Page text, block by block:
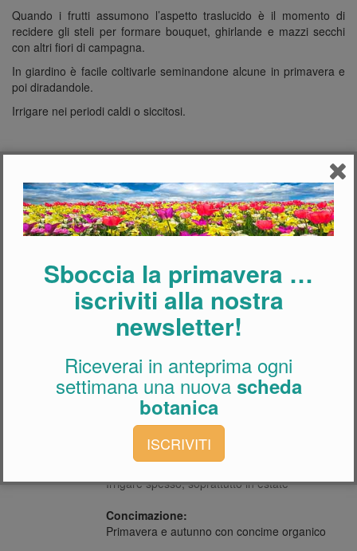
Quando i frutti assumono l’aspetto traslucido è il momento di
recidere gli steli per formare bouquet, ghirlande e mazzi secchi
con altri fiori di campagna.
In giardino è facile coltivarle seminandone alcune in primavera e
poi diradandole.
Irrigare nei periodi caldi o siccitosi.
Acquista questa pianta
Acquista questa pianta
Caratteristiche in breve
Famiglia:
Brassicaceae
Piccoli, con 4 petali a croce, lievemente
profumati
Dimensioni:
Irrigazione:
Irrigare spesso, soprattutto in estate
Concimazione:
Primavera e autunno con concime organico
Sboccia la primavera …
iscriviti alla nostra
newsletter!
Riceverai in anteprima ogni
settimana una nuovascheda
botanica
ISCRIVITI